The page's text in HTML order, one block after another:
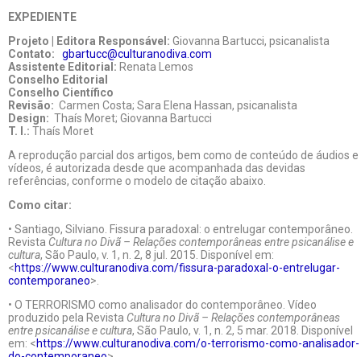
EXPEDIENTE
Projeto | Editora Responsável: Giovanna Bartucci, psicanalista
Contato: gbartucc@culturanodiva.com
Assistente Editorial: Renata Lemos
Conselho Editorial
Conselho Científico
Revisão: Carmen Costa; Sara Elena Hassan, psicanalista
Design: Thaís Moret; Giovanna Bartucci
T. I.: Thaís Moret
A reprodução parcial dos artigos, bem como de conteúdo de áudios e
vídeos, é autorizada desde que acompanhada das devidas
referências, conforme o modelo de citação abaixo.
Como citar:
• Santiago, Silviano. Fissura paradoxal: o entrelugar contemporâneo.
Revista Cultura no Divã – Relações contemporâneas entre psicanálise e
cultura, São Paulo, v. 1, n. 2, 8 jul. 2015. Disponível em:
<https://www.culturanodiva.com/fissura-paradoxal-o-entrelugar-
contemporaneo>.
• O TERRORISMO como analisador do contemporâneo. Vídeo
produzido pela Revista Cultura no Divã – Relações contemporâneas
entre psicanálise e cultura, São Paulo, v. 1, n. 2, 5 mar. 2018. Disponível
em: <https://www.culturanodiva.com/o-terrorismo-como-analisador-